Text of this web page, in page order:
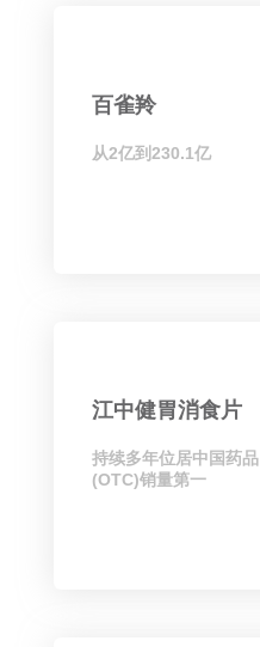
百雀羚
从2亿到230.1亿
江中健胃消食片
持续多年位居中国药品
(OTC)销量第一